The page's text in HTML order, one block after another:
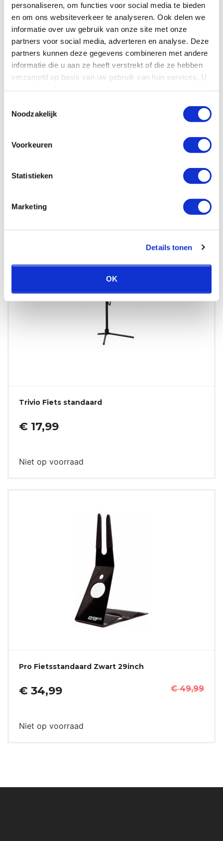
personaliseren, om functies voor social media te bieden
en om ons websiteverkeer te analyseren. Ook delen we
informatie over uw gebruik van onze site met onze
partners voor social media, adverteren en analyse. Deze
partners kunnen deze gegevens combineren met andere
informatie die u aan ze heeft verstrekt of die ze hebben
verzameld op basis van uw gebruik van hun services. U
Noodzakelijk
Voorkeuren
Statistieken
Marketing
Details tonen
OK
POO…
Trivio Fiets standaard
€ 17,99
Niet op voorraad
Pro Fietsstandaard Zwart 29inch
€ 34,99 € 49,99
Niet op voorraad